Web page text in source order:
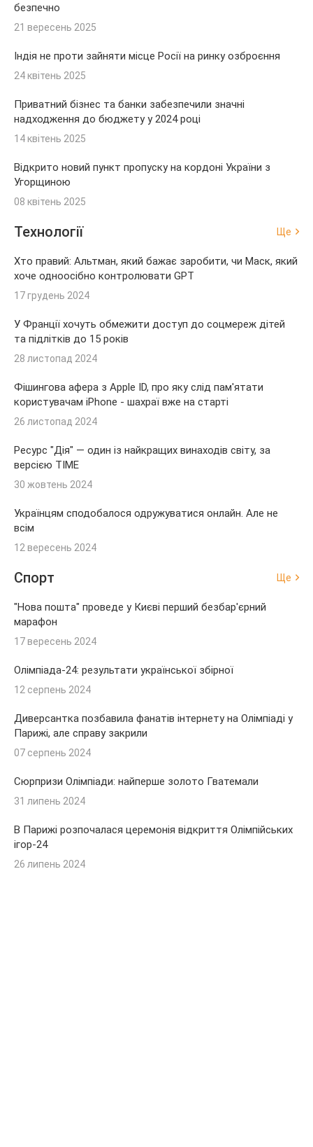
безпечно
21 вересень 2025
Індія не проти зайняти місце Росії на ринку озброєння
24 квітень 2025
Приватний бізнес та банки забезпечили значні
надходження до бюджету у 2024 році
14 квітень 2025
Відкрито новий пункт пропуску на кордоні України з
Угорщиною
08 квітень 2025
Технології Ще
Хто правий: Альтман, який бажає заробити, чи Маск, який
хоче одноосібно контролювати GPT
17 грудень 2024
У Франції хочуть обмежити доступ до соцмереж дітей
та підлітків до 15 років
28 листопад 2024
Фішингова афера з Apple ID, про яку слід пам'ятати
користувачам iPhone - шахраї вже на старті
26 листопад 2024
Ресурс "Дія" — один із найкращих винаходів світу, за
версією TIME
30 жовтень 2024
Українцям сподобалося одружуватися онлайн. Але не
всім
12 вересень 2024
Спорт Ще
"Нова пошта" проведе у Києві перший безбар'єрний
марафон
17 вересень 2024
Олімпіада-24: результати української збірної
12 серпень 2024
Диверсантка позбавила фанатів інтернету на Олімпіаді у
Парижі, але справу закрили
07 серпень 2024
Сюрпризи Олімпіади: найперше золото Гватемали
31 липень 2024
В Парижі розпочалася церемонія відкриття Олімпійських
ігор-24
26 липень 2024